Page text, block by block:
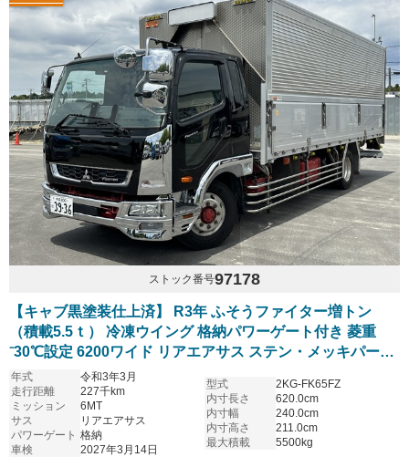
ストック番号97178
【キャブ黒塗装仕上済】 R3年 ふそうファイター増トン
（積載5.5ｔ） 冷凍ウイング 格納パワーゲート付き 菱重
⁻30℃設定 6200ワイド リアエアサス ステン・メッキパーツ
多数 アルミホイール 6速マニュアル 車検付き
年式
令和3年3月
走行距離
227千km
ミッション
6MT
サス
リアエアサス
パワーゲート 格納
車検
2027年3月14日
型式
2KG-FK65FZ
内寸長さ
620.0cm
内寸幅
240.0cm
内寸高さ
211.0cm
最大積載
5500kg